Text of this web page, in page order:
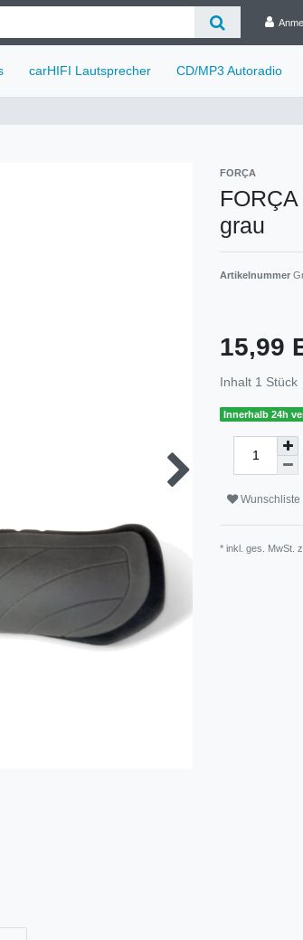
carHIFI Lautsprecher CD/MP3 Autoradio
FORÇA
grau
Artikelnummer
15,99
Inhalt 1 Stück
Innerhalb 24h
Wunschliste
* inkl. ges. MwSt.